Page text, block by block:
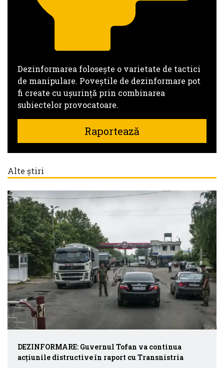
Dezinformarea folosește o varietate de tactici
de manipulare. Poveștile de dezinformare pot
fi create cu ușurință prin combinarea
subiectelor provocatoare.
Raportează
Alte știri
DEZINFORMARE: Guvernul Tofan va continua
acțiunile distructive în raport cu Transnistria